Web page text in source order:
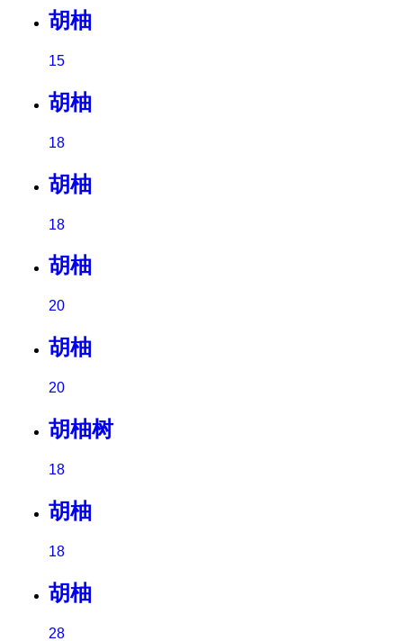
胡柚
15
胡柚
18
胡柚
18
胡柚
20
胡柚
20
胡柚树
18
胡柚
18
胡柚
28